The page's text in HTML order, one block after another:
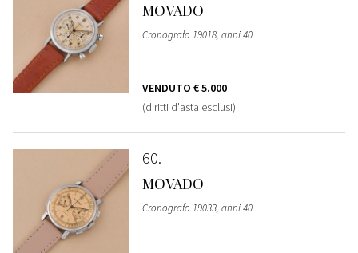
MOVADO
Cronografo 19018, anni 40
VENDUTO € 5.000
(diritti d'asta esclusi)
60
MOVADO
Cronografo 19033, anni 40